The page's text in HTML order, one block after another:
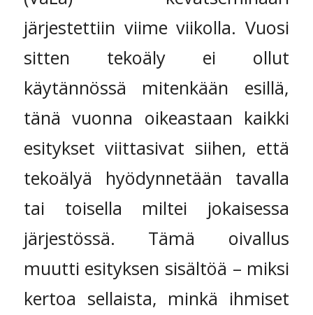
järjestettiin viime viikolla. Vuosi
sitten tekoäly ei ollut
käytännössä mitenkään esillä,
tänä vuonna oikeastaan kaikki
esitykset viittasivat siihen, että
tekoälyä hyödynnetään tavalla
tai toisella miltei jokaisessa
järjestössä. Tämä oivallus
muutti esityksen sisältöä – miksi
kertoa sellaista, minkä ihmiset